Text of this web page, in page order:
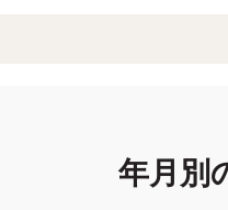
年月別